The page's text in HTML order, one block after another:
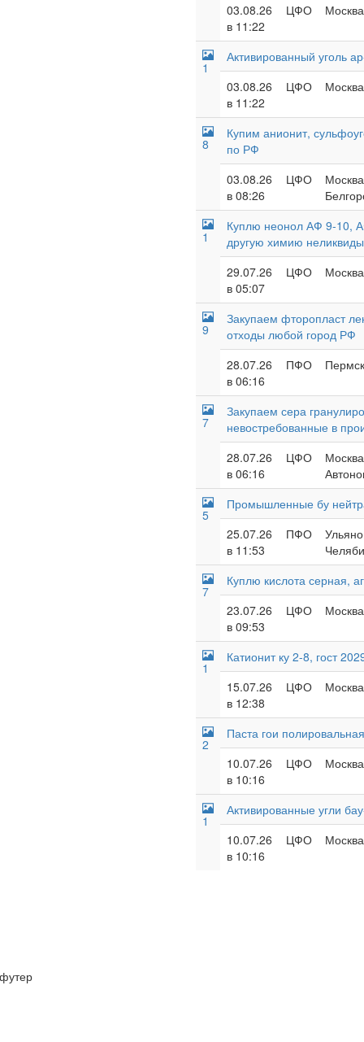
03.08.26
в 11:22
ЦФО
1
Активированный уголь
03.08.26
в 11:22
ЦФО
8
Купим анионит,
по РФ
03.08.26
в 08:26
ЦФО
1
Куплю неонол АФ 9-10,
другую химию
29.07.26
в 05:07
ЦФО
9
Закупаем фторопласт
отходы любой город РФ
28.07.26
в 06:16
ПФО
7
Закупаем сера
невостребованные в
28.07.26
в 06:16
ЦФО
5
Промышленные бу
25.07.26
в 11:53
ПФО
7
Куплю кислота серная,
23.07.26
в 09:53
ЦФО
1
Катионит ку 2-8, гост
15.07.26
в 12:38
ЦФО
2
Паста гои
10.07.26
в 10:16
ЦФО
1
Активированные угли
10.07.26
в 10:16
ЦФО
футер